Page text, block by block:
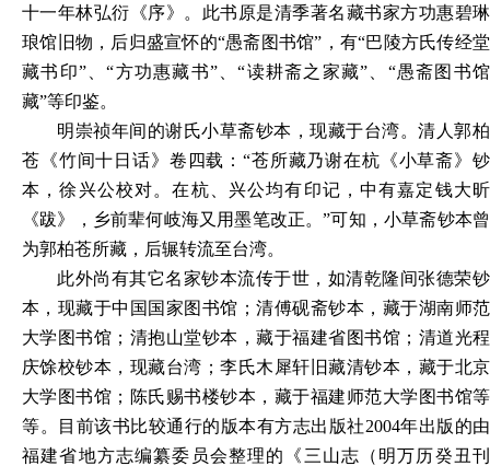
十一年林弘衍《序》。此书原是清季著名藏书家方功惠碧琳
琅馆旧物，后归盛宣怀的“愚斋图书馆”，有“巴陵方氏传经堂
藏书印”、“方功惠藏书”、“读耕斋之家藏”、“愚斋图书馆
藏”等印鉴。
明崇祯年间的谢氏小草斋钞本，现藏于台湾。清人郭柏
苍《竹间十日话》卷四载：“苍所藏乃谢在杭《小草斋》钞
本，徐兴公校对。在杭、兴公均有印记，中有嘉定钱大昕
《跋》，乡前辈何岐海又用墨笔改正。”可知，小草斋钞本曾
为郭柏苍所藏，后辗转流至台湾。
此外尚有其它名家钞本流传于世，如清乾隆间张德荣钞
本，现藏于中国国家图书馆；清傅砚斋钞本，藏于湖南师范
大学图书馆；清抱山堂钞本，藏于福建省图书馆；清道光程
庆馀校钞本，现藏台湾；李氏木犀轩旧藏清钞本，藏于北京
大学图书馆；陈氏赐书楼钞本，藏于福建师范大学图书馆等
等。目前该书比较通行的版本有方志出版社2004年出版的由
福建省地方志编纂委员会整理的《三山志（明万历癸丑刊